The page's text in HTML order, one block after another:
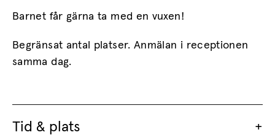
Barnet får gärna ta med en vuxen!
Begränsat antal platser. Anmälan i receptionen
samma dag.
Tid & plats